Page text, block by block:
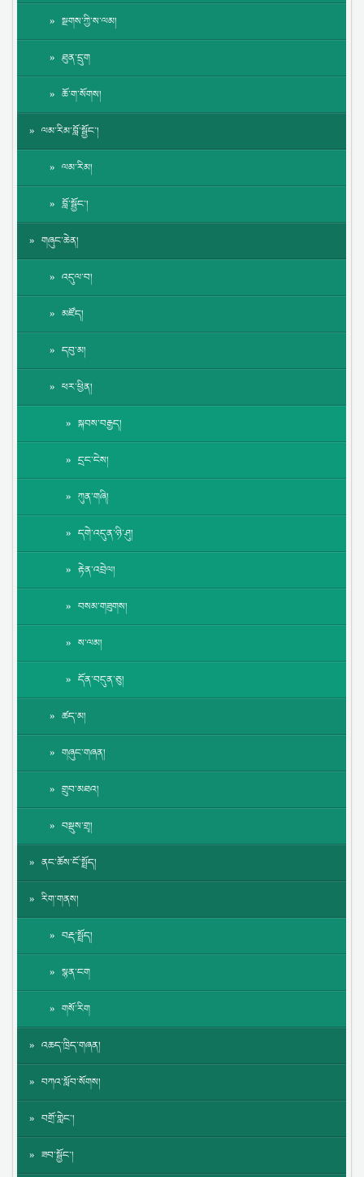
སྔགས་ཀྱི་ས་ལམ།
ཐུན་དྲུག
ཆོ་ག་སོགས།
ལམ་རིམ་བློ་སྦྱོང་།
ལམ་རིམ།
བློ་སྦྱོང་།
གཞུང་ཆེན།
འདུལ་བ།
མཛོད།
དབུ་མ།
ཕར་ཕྱིན།
སྐབས་བརྒྱད།
དྲང་ངེས།
ཀུན་གཞི།
དགེ་འདུན་ཉི་ཤུ།
རྟེན་འབྲེལ།
བསམ་གཟུགས།
ས་ལམ།
དོན་བདུན་ཅུ།
ཚད་མ།
གཞུང་གཞན།
གྲུབ་མཐའ།
བསྡུས་གྲྭ།
ནང་ཆོས་ངོ་སྤྲོད།
རིག་གནས།
བརྡ་སྤྲོད།
སྙན་ངག
གསོ་རིག
འཆད་ཁྲིད་གཞན།
བཀའ་སློབ་སོགས།
བགྲོ་གླེང་།
ཟབ་སྦྱོང་།